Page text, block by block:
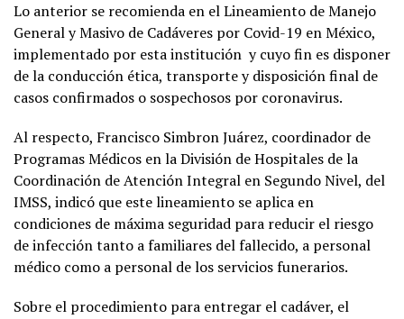
Lo anterior se recomienda en el Lineamiento de Manejo
General y Masivo de Cadáveres por Covid-19 en México,
implementado por esta institución y cuyo fin es disponer
de la conducción ética, transporte y disposición final de
casos confirmados o sospechosos por coronavirus.
Al respecto, Francisco Simbron Juárez, coordinador de
Programas Médicos en la División de Hospitales de la
Coordinación de Atención Integral en Segundo Nivel, del
IMSS, indicó que este lineamiento se aplica en
condiciones de máxima seguridad para reducir el riesgo
de infección tanto a familiares del fallecido, a personal
médico como a personal de los servicios funerarios.
Sobre el procedimiento para entregar el cadáver, el